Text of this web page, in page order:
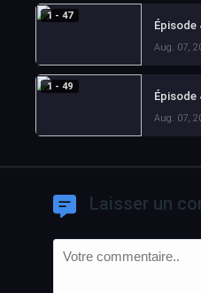
1 - 47
Épisode
Aug. 07,
1 - 49
Épisode
Aug. 07,
Laisser un